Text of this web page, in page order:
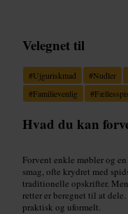
Velegnet til
#Ujguriskmad #Nudler
#Familievenlig #
Hvad du kan
Forvent enkle møbler og
smag, ofte krydret med
traditionelle opskrifter.
retter er beregnet til at
praktisk og uformelt.